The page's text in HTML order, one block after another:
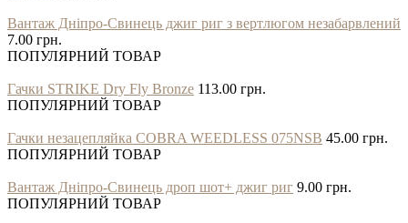
Вантаж Дніпро-Свинець джиг риг з вертлюгом незабарвлений
7.00 грн.
ПОПУЛЯРНИЙ ТОВАР
Гачки STRIKE Dry Fly Bronze 113.00 грн.
ПОПУЛЯРНИЙ ТОВАР
Гачки незацепляйка COBRA WEEDLESS 075NSB 45.00 грн.
ПОПУЛЯРНИЙ ТОВАР
Вантаж Дніпро-Свинець дроп шот+ джиг риг 9.00 грн.
ПОПУЛЯРНИЙ ТОВАР